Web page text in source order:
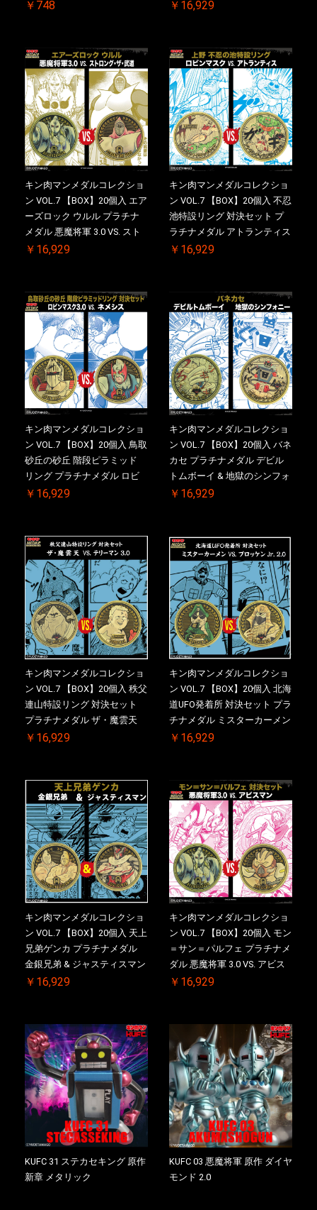
￥748
2.0 顎髭 Ver. VS. 光の矢 初回
メダル(非売品)付
￥16,929
キン肉マンメダルコレクショ
ン VOL.7 【BOX】20個入 エア
ーズロック ウルル プラチナ
メダル 悪魔将軍 3.0 VS. スト
ロング・ザ・武道 初回シリア
売品)付
￥16,929
キン肉マンメダルコレクショ
ン VOL.7 【BOX】20個入 不忍
池特設リング 対決セット プ
ラチナメダル アトランティス
ドライバー VS.ネックカット
特典 】KIN(金)肉メダル(非売
品)付
￥16,929
キン肉マンメダルコレクショ
ン VOL.7 【BOX】20個入 鳥取
砂丘の砂丘 階段ピラミッド
リング プラチナメダル ロビ
ンマスク VS.ネメシス 初回シ
ル(非売品)付
￥16,929
キン肉マンメダルコレクショ
ン VOL.7 【BOX】20個入 バネ
カセ プラチナメダル デビル
トムボーイ & 地獄のシンフォ
ニー 初回シリアルNO.入 ケー
￥16,929
キン肉マンメダルコレクショ
ン VOL.7 【BOX】20個入 秩父
連山特設リング 対決セット
プラチナメダル ザ・魔雲天
VS. テリーマン 3.0 初回シリア
売品)付
￥16,929
キン肉マンメダルコレクショ
ン VOL.7 【BOX】20個入 北海
道UFO発着所 対決セット プラ
チナメダル ミスターカーメン
VS. ブロッケン Jr. 2.0 初回シ
ル(非売品)付
￥16,929
キン肉マンメダルコレクショ
ン VOL.7 【BOX】20個入 天上
兄弟ゲンカ プラチナメダル
金銀兄弟 & ジャスティスマン
2.0 初回シリアルNO.入 ケース
￥16,929
キン肉マンメダルコレクショ
ン VOL.7 【BOX】20個入 モン
＝サン＝パルフェ プラチナメ
ダル 悪魔将軍 3.0 VS. アビス
マン 初回シリアルNO.入 ケー
￥16,929
KUFC 31 ステカセキング 原作
新章 メタリック
KUFC 03 悪魔将軍 原作 ダイヤ
モンド 2.0